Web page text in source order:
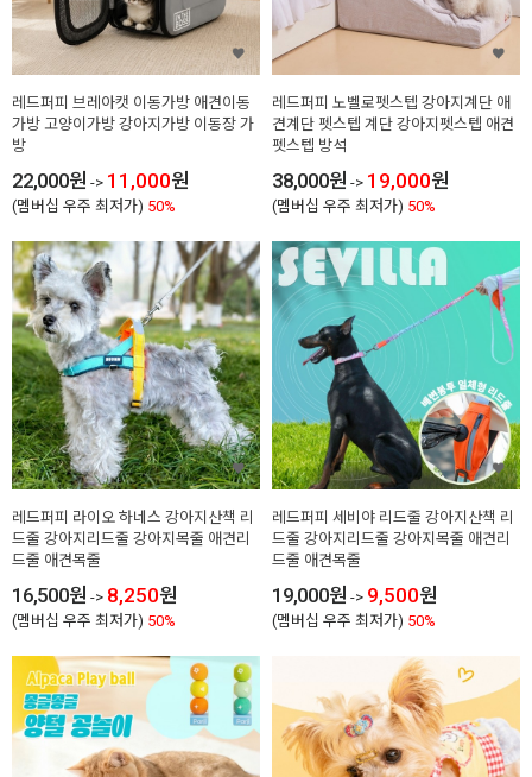
레드퍼피 브레아캣 이동가방 애견이동
가방 고양이가방 강아지가방 이동장 가
방
22,000원 -> 11,000원
(멤버십 우주 최저가) 50%
레드퍼피 노벨로펫스텝 강아지계단 애
견계단 펫스텝 계단 강아지펫스텝 애견
펫스텝 방석
38,000원 -> 19,000원
(멤버십 우주 최저가) 50%
레드퍼피 라이오 하네스 강아지산책 리
드줄 강아지리드줄 강아지목줄 애견리
드줄 애견목줄
16,500원 -> 8,250원
(멤버십 우주 최저가) 50%
레드퍼피 세비야 리드줄 강아지산책 리
드줄 강아지리드줄 강아지목줄 애견리
드줄 애견목줄
19,000원 -> 9,500원
(멤버십 우주 최저가) 50%